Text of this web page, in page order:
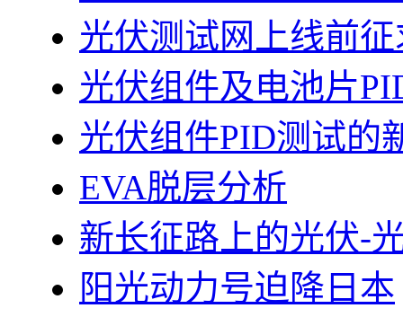
光伏测试网上线前
光伏组件及电池片
光伏组件PID测试的
EVA脱层分析
新长征路上的光伏-
阳光动力号迫降日本